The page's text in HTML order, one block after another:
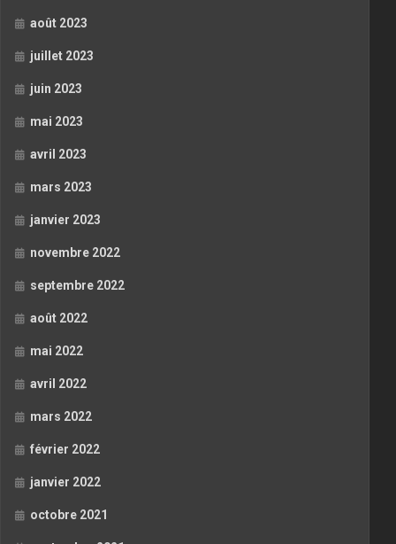
août 2023
juillet 2023
juin 2023
mai 2023
avril 2023
mars 2023
janvier 2023
novembre 2022
septembre 2022
août 2022
mai 2022
avril 2022
mars 2022
février 2022
janvier 2022
octobre 2021